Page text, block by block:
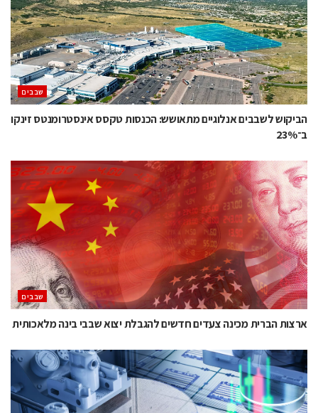
‫שבבים‬
הביקוש לשבבים אנלוגיים מתאושש: הכנסות טקסס אינסטרומנטס זינקו
ב־23%
‫שבבים‬
ארצות הברית מכינה צעדים חדשים להגבלת יצוא שבבי בינה מלאכותית